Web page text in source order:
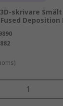
skrivare
Deposition